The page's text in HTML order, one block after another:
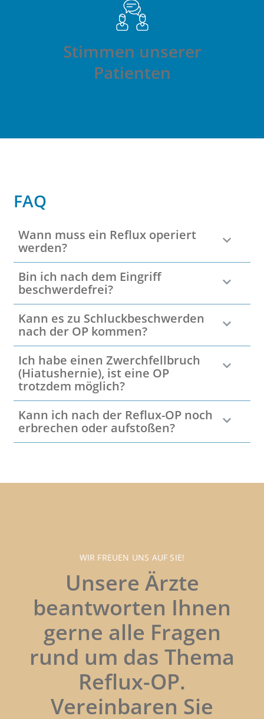
Stimmen unserer
Patienten
FAQ
Wann muss ein Reflux operiert
werden?
Bin ich nach dem Eingriff
beschwerdefrei?
Kann es zu Schluckbeschwerden
nach der OP kommen?
Ich habe einen Zwerchfellbruch
(Hiatushernie), ist eine OP
trotzdem möglich?
Kann ich nach der Reflux-OP noch
erbrechen oder aufstoßen?
WIR FREUEN UNS AUF SIE!
Unsere Ärzte
beantworten Ihnen
gerne alle Fragen
rund um das Thema
Reflux-OP.
Vereinbaren Sie